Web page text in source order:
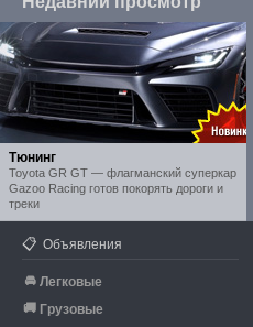
Тюнинг
Toyota GR GT — флагманский суперкар
Gazoo Racing готов покорять дороги и
треки
📋 Объявления
🚘 Легковые
🚚 Грузовые